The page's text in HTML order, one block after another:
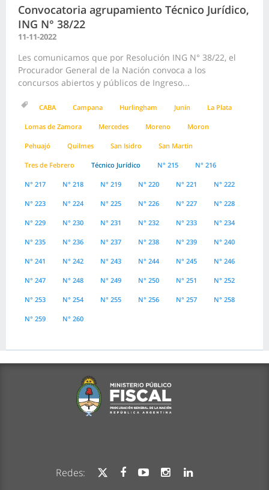
Convocatoria agrupamiento Técnico Jurídico,
ING N° 38/22
11-11-2022
Les comunicamos que por Resolución ING N° 38/22, el
Procurador General de la Nación convoca a los
concursos abiertos y públicos de Ingreso...
CABA Campana Hurlingham Junín La Plata
Lomas de Zamora Mercedes Moreno Moron
Pehuajó Quilmes San Isidro San Martin
Tres de Febrero Técnico Jurídico N° 215 N° 216
N° 217 N° 218 N° 219 N° 220 N° 221 N° 222
N° 223 N° 224 N° 225 N° 226 N° 227 N° 228
N° 229 N° 230 N° 231 N° 232 N° 233 N° 234
N° 235 N° 236 N° 237 N° 238 N° 239 N° 240
N° 241 N° 242 N° 243 N° 244 N° 245 N° 246
N° 247 N° 248 N° 249 N° 250 N° 251 N° 252
N° 253 N° 254 N° 255 N° 256 N° 257 N° 258
N° 259 N° 260
Redes: